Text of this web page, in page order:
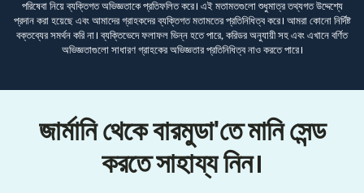
পরিষেবা নিয়ে ব্যক্তিগত অভিজ্ঞতাকে প্রতিফলিত করে। এই মতামতগুলো শুধুমাত্র তথ্যগত উদ্দেশ্যে
প্রদান করা হয়েছে এবং আমাদের গ্রাহকদের ব্যক্তিগত মতামতের প্রতিনিধিত্ব করে। আমরা কোনো নির্দিষ্ট
বক্তব্যের সমর্থন করি না। ব্যক্তিভেদে ফলাফল ভিন্ন হতে পারে, করিডর অনুযায়ী সহ এবং এখানে বর্ণিত
অভিজ্ঞতাগুলো সাধারণ গ্রাহকের অভিজ্ঞতার প্রতিনিধিত্ব নাও করতে পারে।
জার্মানি থেকে বারমুডা'তে মানি সেন্ড
করতে সাহায্য নিন।